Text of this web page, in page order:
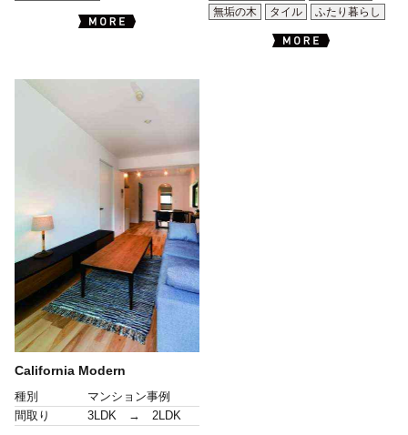
無垢の木
タイル ふたり暮らし
California Modern
種別
マンション事例
間取り
3LDK → 2LDK